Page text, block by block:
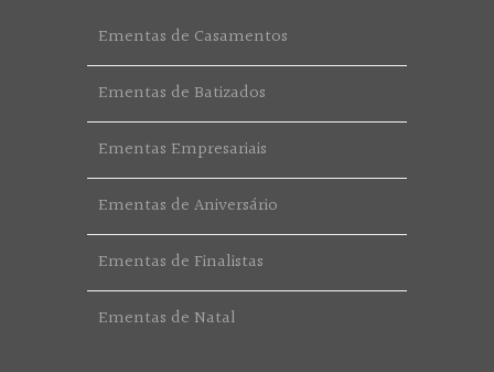
Ementas de Casamentos
Ementas de Batizados
Ementas Empresariais
Ementas de Aniversário
Ementas de Finalistas
Ementas de Natal